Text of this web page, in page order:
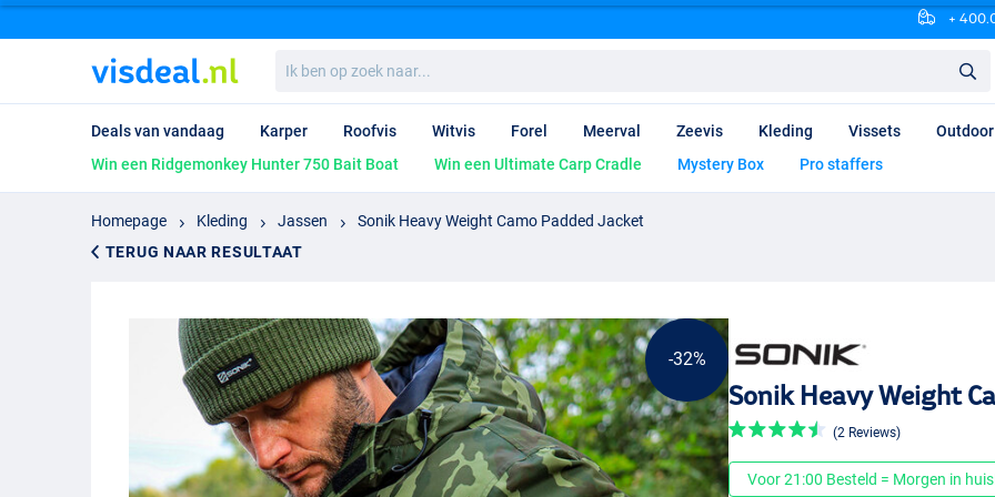
+
ben
op
naar...
Deals van vandaag Karper Roofvis Witvis Forel Meerval Zeevis Kleding Vissets Outdoor
Win een Ridgemonkey Hunter 750 Bait Boat
Win een Ultimate Carp Cradle Mystery Box Pro staffers
Homepage Kleding Jassen
Sonik Heavy Weight Camo Padded Jacket
TERUG NAAR RESULTAAT
-32%
Sonik Heavy Weight
(2 Reviews)
Voor 21:00 Besteld = Morgen in